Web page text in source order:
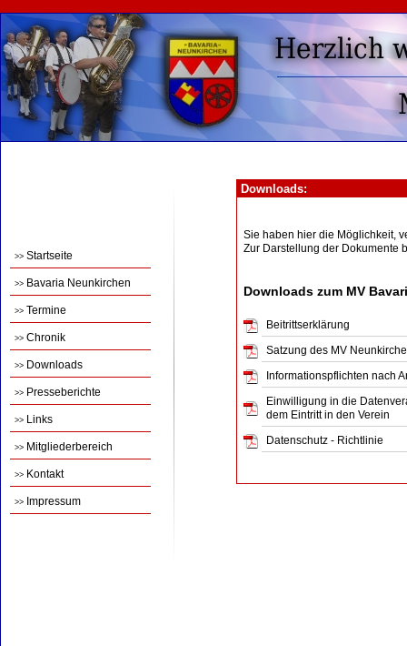
>> Startseite
>> Bavaria Neunkirchen
>> Termine
>> Chronik
>> Downloads
>> Presseberichte
>> Links
>> Mitgliederbereich
>> Kontakt
>> Impressum
Downloads:
Sie haben hier die Möglichkeit,
Zur Darstellung der Dokumente
Downloads zum MV
Beitrittserklärung
Satzung des MV
Informationspflichten nach
Einwilligung in die
dem Eintritt in den Verein
Datenschutz - Richtlinie